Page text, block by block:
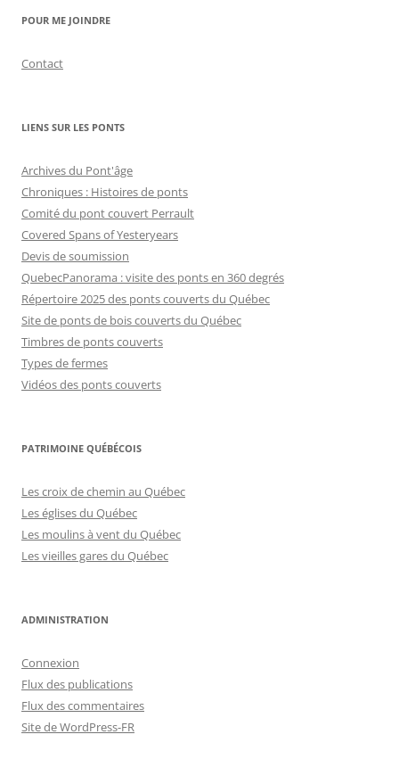
POUR ME JOINDRE
Contact
LIENS SUR LES PONTS
Archives du Pont'âge
Chroniques : Histoires de ponts
Comité du pont couvert Perrault
Covered Spans of Yesteryears
Devis de soumission
QuebecPanorama : visite des ponts en 360 degrés
Répertoire 2025 des ponts couverts du Québec
Site de ponts de bois couverts du Québec
Timbres de ponts couverts
Types de fermes
Vidéos des ponts couverts
PATRIMOINE QUÉBÉCOIS
Les croix de chemin au Québec
Les églises du Québec
Les moulins à vent du Québec
Les vieilles gares du Québec
ADMINISTRATION
Connexion
Flux des publications
Flux des commentaires
Site de WordPress-FR